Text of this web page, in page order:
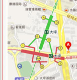
重庆国洪体育设施有限
重庆星竣贸易有限责任
重庆海谛升进出口贸易
重庆奕欣锦诚商贸有限
重庆信同广告有限公司
重庆三虹房地产营销策
重庆宝鹰汽车销售有限
增值税专用发票
增值税专用发票与增值
增值税专用发票开具的
增值税专用发票-搜百科
关于修订《增值税专用
增值税发票怎么查询_
增值专用票-搜百科